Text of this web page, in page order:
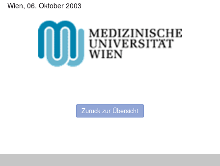
Wien, 06. Oktober 2003
Zurück zur Übersicht